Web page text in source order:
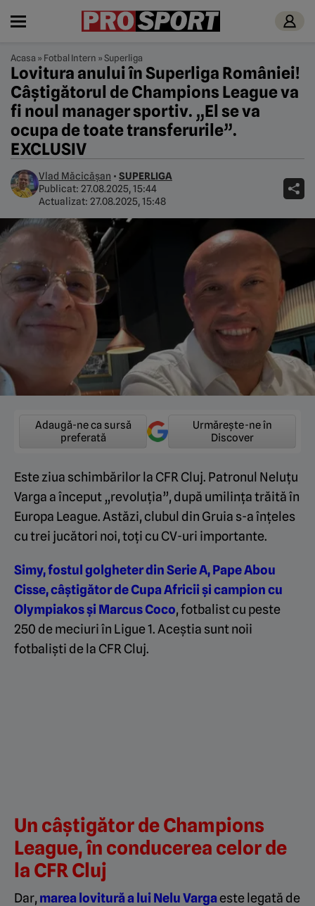
Acasa » Fotbal Intern »Superliga
Lovitura anului în Superliga României!
Câștigătorul de Champions League va
fi noul manager sportiv. „El se va
ocupa de toate transferurile”.
EXCLUSIV
Vlad Măcicășan • SUPERLIGA
Publicat: 27.08.2025, 15:44
Actualizat: 27.08.2025, 15:48
Adaugă-ne ca sursă
preferată
Urmărește-ne în
Discover
Este ziua schimbărilor la CFR Cluj. Patronul Neluțu
Varga a început „revoluția”, după umilința trăită în
Europa League. Astăzi, clubul din Gruia s-a înțeles
cu trei jucători noi, toți cu CV-uri importante.
Simy, fostul golgheter din Serie A, Pape Abou
Cisse, câștigător de Cupa Africii și campion cu
Olympiakos și Marcus Coco, fotbalist cu peste
250 de meciuri în Ligue 1. Aceștia sunt noii
fotbaliști de la CFR Cluj.
Un câștigător de Champions
League, în conducerea celor de
la CFR Cluj
Dar, marea lovitură a lui Nelu Vargaeste legată de